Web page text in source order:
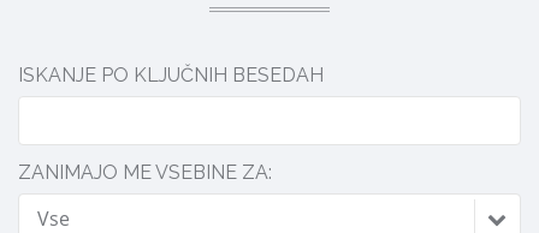
ISKANJE PO KLJUČNIH BESEDAH
ZANIMAJO ME VSEBINE ZA:
Vse